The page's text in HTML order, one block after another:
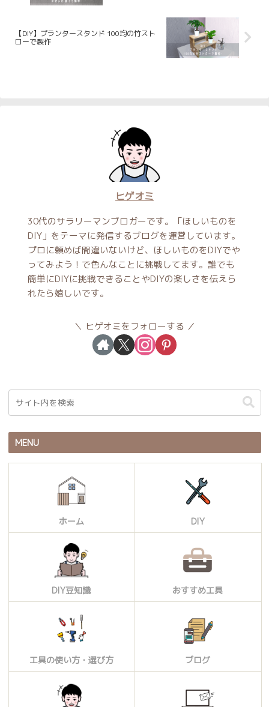
【DIY】プランタースタンド 100均の竹スト
ローで製作
ヒゲオミ
30代のサラリーマンブロガーです。「ほしいものを
DIY」をテーマに発信するブログを運営しています。
プロに頼めば間違いないけど、ほしいものをDIYでや
ってみよう！で色んなことに挑戦してます。誰でも
簡単にDIYに挑戦できることやDIYの楽しさを伝えら
れたら嬉しいです。
ヒゲオミをフォローする
MENU
ホーム DIY
DIY豆知識 おすすめ工具
工具の使い方・選び方 ブログ